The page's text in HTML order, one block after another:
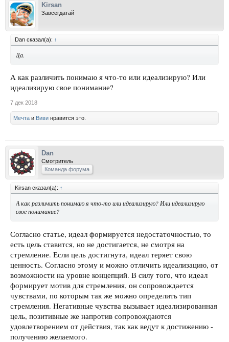
Kirsan
Завсегдатай
Dan сказал(а): ↑
Да.
А как различить понимаю я что-то или идеализирую? Или
идеализирую свое понимание?
7 дек 2018
Мечта и Виви нравится это.
Dan
Смотритель
Команда форума
Kirsan сказал(а): ↑
А как различить понимаю я что-то или идеализирую? Или идеализирую
свое понимание?
Согласно статье, идеал формируется недостаточностью, то
есть цель ставится, но не достигается, не смотря на
стремление. Если цель достигнута, идеал теряет свою
ценность. Согласно этому и можно отличить идеализацию, от
возможности на уровне концепций. В силу того, что идеал
формирует мотив для стремления, он сопровождается
чувствами, по которым так же можно определить тип
стремления. Негативные чувства вызывает идеализированная
цель, позитивные же напротив сопровождаются
удовлетворением от действия, так как ведут к достижению -
получению желаемого.